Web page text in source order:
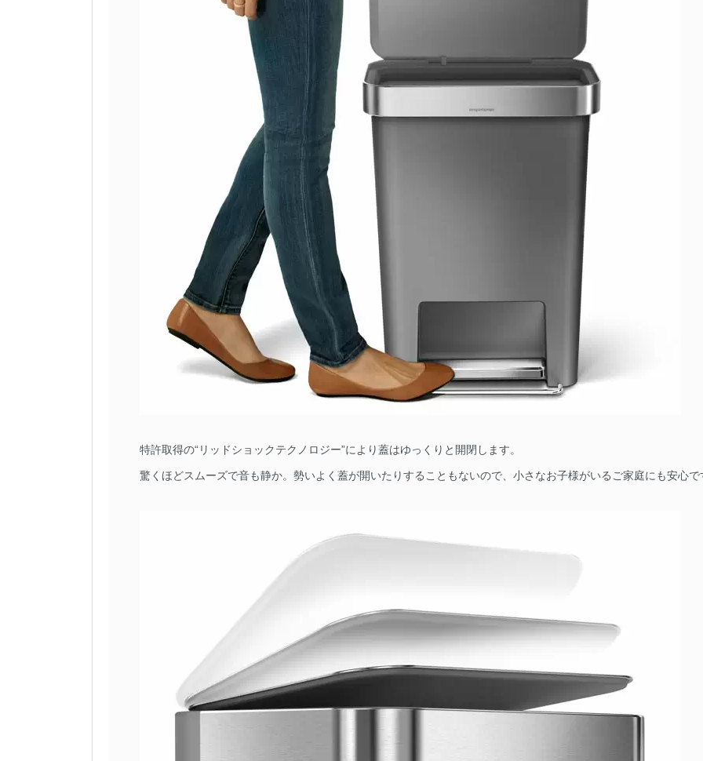
特許取得の“リッドショックテクノロジー”により蓋はゆっくりと開閉します。
驚くほどスムーズで音も静か。勢いよく蓋が開いたりすることもないので、小さなお子様がいるご家庭にも安心で